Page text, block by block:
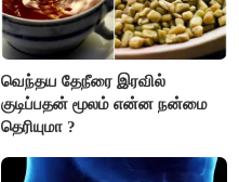
வெந்தய தேநீரை இரவில்
குடிப்பதன் மூலம் என்ன நன்மை
தெரியுமா ?